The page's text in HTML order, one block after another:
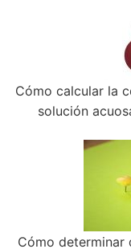
Cómo calcular la
solución
Cómo determinar